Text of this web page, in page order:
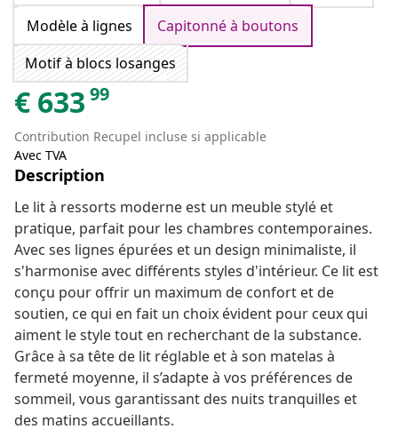
Modèle à lignes
Capitonné à boutons
Motif à blocs losanges
€ 633 99
Contribution Recupel incluse si applicable
Avec TVA
Description
Le lit à ressorts moderne est un meuble stylé et
pratique, parfait pour les chambres contemporaines.
Avec ses lignes épurées et un design minimaliste, il
s'harmonise avec différents styles d'intérieur. Ce lit est
conçu pour offrir un maximum de confort et de
soutien, ce qui en fait un choix évident pour ceux qui
aiment le style tout en recherchant de la substance.
Grâce à sa tête de lit réglable et à son matelas à
fermeté moyenne, il s’adapte à vos préférences de
sommeil, vous garantissant des nuits tranquilles et
des matins accueillants.